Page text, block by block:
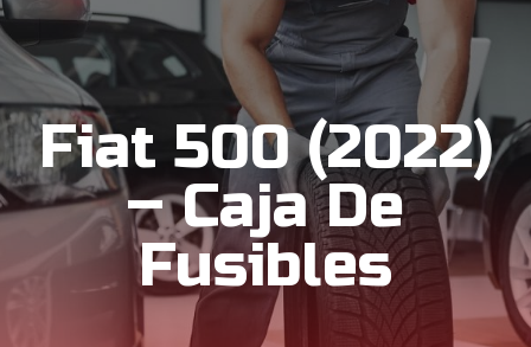
Fiat 500 (2022)
– Caja De
Fusibles